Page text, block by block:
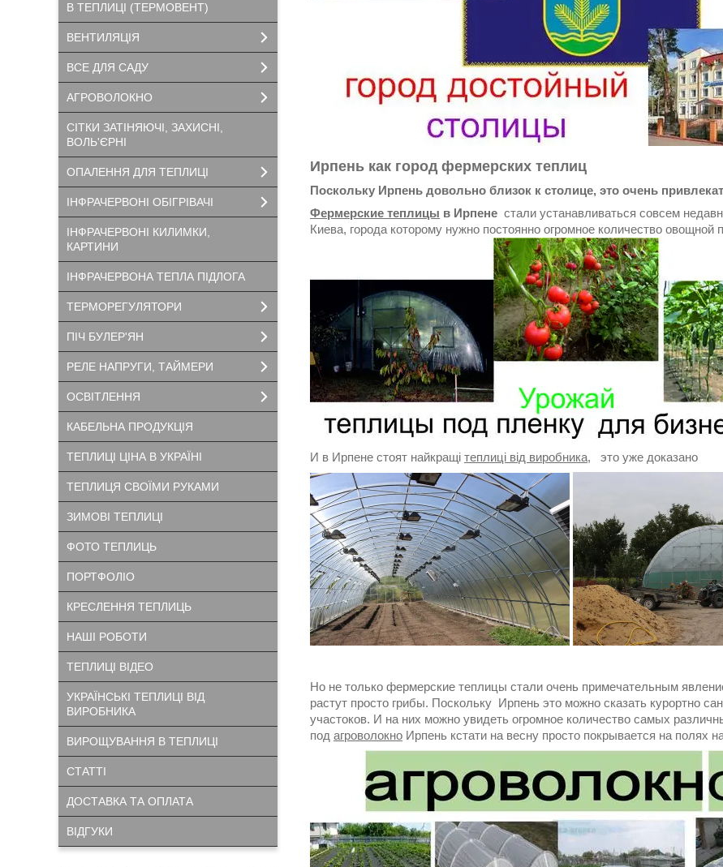
Ирпень как город фермерских теплиц
Поскольку Ирпень довольно близок к столице, это очень
Фермерские теплицы в Ирпене стали устанавливаться совсем
Киева, города которому нужно постоянно огромное количество овощной
И в Ирпене стоят найкращі теплиці від виробника, это уже доказано
Но не только фермерские теплицы стали очень примечательным
растут просто грибы. Поскольку Ирпень это можно сказать курортно
участоков. И на них можно увидеть огромное количество самых
под агроволокно Ирпень кстати на весну просто покрывается на полях
В ТЕПЛИЦІ (ТЕРМОВЕНТ)
ВЕНТИЛЯЦІЯ
ВСЕ ДЛЯ САДУ
АГРОВОЛОКНО
СІТКИ ЗАТІНЯЮЧІ, ЗАХИСНІ,
ВОЛЬ'ЄРНІ
ОПАЛЕННЯ ДЛЯ ТЕПЛИЦІ
ІНФРАЧЕРВОНІ ОБІГРІВАЧІ
ІНФРАЧЕРВОНІ КИЛИМКИ,
КАРТИНИ
ІНФРАЧЕРВОНА ТЕПЛА ПІДЛОГА
ТЕРМОРЕГУЛЯТОРИ
ПІЧ БУЛЕР'ЯН
РЕЛЕ НАПРУГИ, ТАЙМЕРИ
ОСВІТЛЕННЯ
КАБЕЛЬНА ПРОДУКЦІЯ
ТЕПЛИЦІ ЦІНА В УКРАЇНІ
ТЕПЛИЦЯ СВОЇМИ РУКАМИ
ЗИМОВІ ТЕПЛИЦІ
ФОТО ТЕПЛИЦЬ
ПОРТФОЛІО
КРЕСЛЕННЯ ТЕПЛИЦЬ
НАШІ РОБОТИ
ТЕПЛИЦІ ВІДЕО
УКРАЇНСЬКІ ТЕПЛИЦІ ВІД
ВИРОБНИКА
ВИРОЩУВАННЯ В ТЕПЛИЦІ
СТАТТІ
ДОСТАВКА ТА ОПЛАТА
ВІДГУКИ